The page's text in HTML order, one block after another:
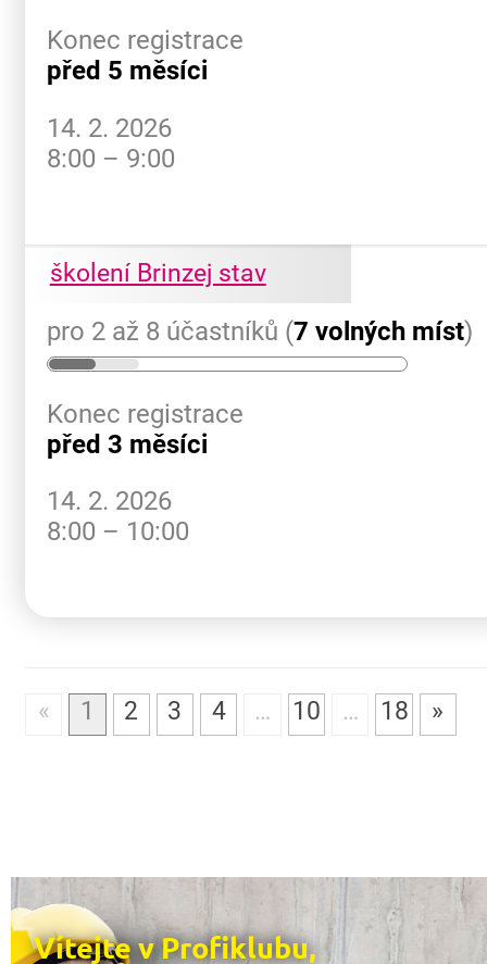
Konec registrace
před 5 měsíci
14. 2. 2026
8:00 – 9:00
školení Brinzej stav
pro 2 až 8 účastníků (7 volných míst)
Konec registrace
před 3 měsíci
14. 2. 2026
8:00 – 10:00
« 1 2 3 4 … 10 … 18 »
Vítejte v Profiklubu,